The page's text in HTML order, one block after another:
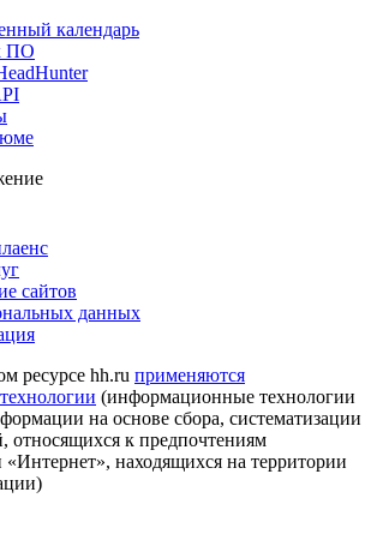
календарь
ПО
сайтов
данных
ресурсе hh.ru применяются
(информационные технологии
на основе сбора, систематизации
относящихся к предпочтениям
«Интернет», находящихся на территории